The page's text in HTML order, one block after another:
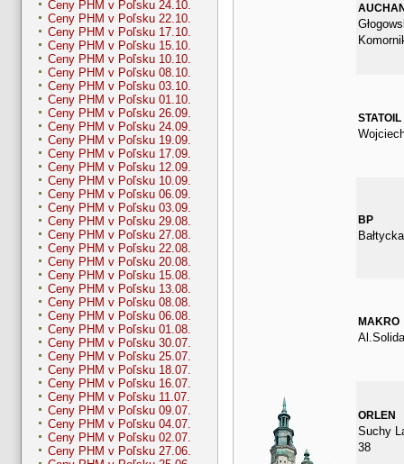
Ceny PHM v Poľsku 24.10.
Ceny PHM v Poľsku 22.10.
Ceny PHM v Poľsku 17.10.
Ceny PHM v Poľsku 15.10.
Ceny PHM v Poľsku 10.10.
Ceny PHM v Poľsku 08.10.
Ceny PHM v Poľsku 03.10.
Ceny PHM v Poľsku 01.10.
Ceny PHM v Poľsku 26.09.
Ceny PHM v Poľsku 24.09.
Ceny PHM v Poľsku 19.09.
Ceny PHM v Poľsku 17.09.
Ceny PHM v Poľsku 12.09.
Ceny PHM v Poľsku 10.09.
Ceny PHM v Poľsku 06.09.
Ceny PHM v Poľsku 03.09.
Ceny PHM v Poľsku 29.08.
Ceny PHM v Poľsku 27.08.
Ceny PHM v Poľsku 22.08.
Ceny PHM v Poľsku 20.08.
Ceny PHM v Poľsku 15.08.
Ceny PHM v Poľsku 13.08.
Ceny PHM v Poľsku 08.08.
Ceny PHM v Poľsku 06.08.
Ceny PHM v Poľsku 01.08.
Ceny PHM v Poľsku 30.07.
Ceny PHM v Poľsku 25.07.
Ceny PHM v Poľsku 18.07.
Ceny PHM v Poľsku 16.07.
Ceny PHM v Poľsku 11.07.
Ceny PHM v Poľsku 09.07.
Ceny PHM v Poľsku 04.07.
Ceny PHM v Poľsku 02.07.
Ceny PHM v Poľsku 27.06.
STATOIL
BP
MAKRO
ORLEN
Suchy
38